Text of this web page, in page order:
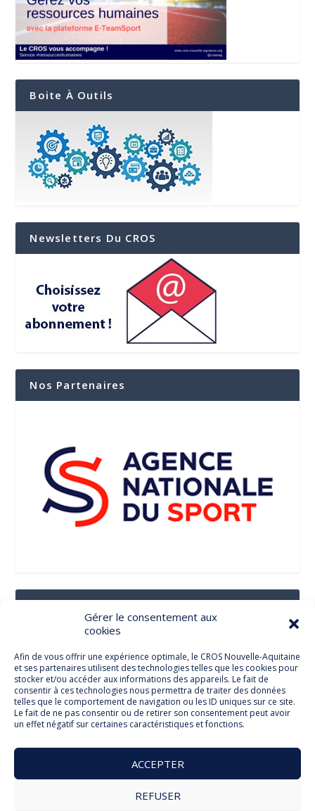
Gérer le consentement aux
cookies
Afin de vous offrir une expérience optimale, le CROS Nouvelle-Aquitaine
et ses partenaires utilisent des technologies telles que les cookies pour
stocker et/ou accéder aux informations des appareils. Le fait de
consentir à ces technologies nous permettra de traiter des données
telles que le comportement de navigation ou les ID uniques sur ce site.
Le fait de ne pas consentir ou de retirer son consentement peut avoir
un effet négatif sur certaines caractéristiques et fonctions.
ACCEPTER
REFUSER
Boite À Outils
Newsletters Du CROS
Nos Partenaires
Facebook